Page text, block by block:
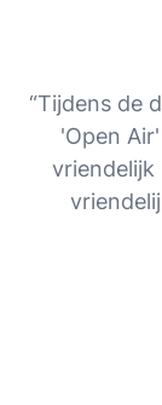
“Tijdens de
'Open
vriendelijk